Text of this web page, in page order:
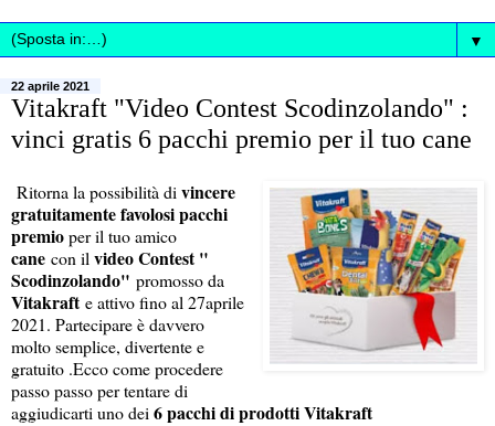
▼
22 aprile 2021
Vitakraft "Video Contest Scodinzolando" :
vinci gratis 6 pacchi premio per il tuo cane
Ritorna la possibilità di vincere
gratuitamente favolosi pacchi
premioper il tuo amico
cane con il video Contest "
Scodinzolando" promosso da
Vitakraft e attivo fino al 27aprile
2021. Partecipare è davvero
molto semplice, divertente e
gratuito .Ecco come procedere
passo passo per tentare di
aggiudicarti uno dei 6 pacchi di prodotti Vitakraft